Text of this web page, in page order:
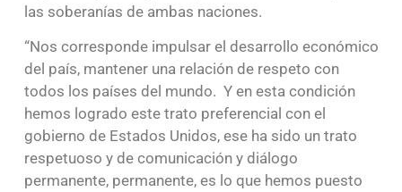
las soberanías de ambas naciones.
“Nos corresponde impulsar el desarrollo económico
del país, mantener una relación de respeto con
todos los países del mundo. Y en esta condición
hemos logrado este trato preferencial con el
gobierno de Estados Unidos, ese ha sido un trato
respetuoso y de comunicación y diálogo
permanente, permanente, es lo que hemos puesto